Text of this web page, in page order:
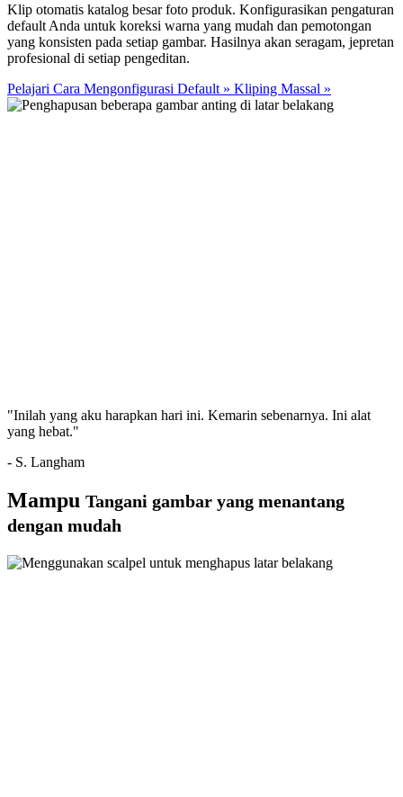
Klip otomatis katalog besar foto produk. Konfigurasikan pengaturan
default Anda untuk koreksi warna yang mudah dan pemotongan
yang konsisten pada setiap gambar. Hasilnya akan seragam, jepretan
profesional di setiap pengeditan.
Pelajari Cara Mengonfigurasi Default » Kliping Massal »
"Inilah yang aku harapkan hari ini. Kemarin sebenarnya. Ini alat
yang hebat."
- S. Langham
Mampu Tangani gambar yang menantang
dengan mudah